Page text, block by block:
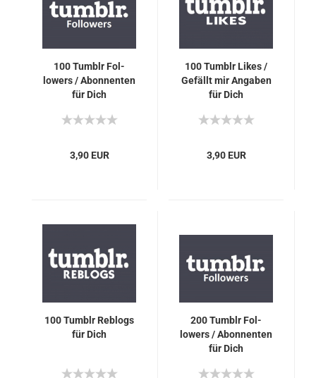
100 Tumb­lr Fol­
lowers / Abon­nen­ten
für Dich
3,90 EUR
100 Tumb­lr Likes /
Ge­fällt mir An­ga­ben
für Dich
3,90 EUR
100 Tumb­lr Reb­logs
für Dich
200 Tumb­lr Fol­
lowers / Abon­nen­ten
für Dich